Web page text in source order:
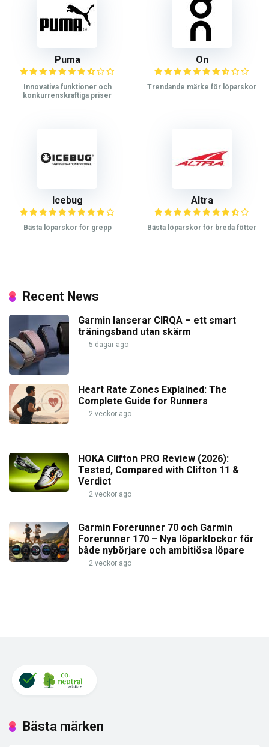
Puma
Innovativa funktioner och
konkurrenskraftiga priser
On
Trendande märke för löparskor
Icebug
Bästa löparskor för grepp
Altra
Bästa löparskor för breda fötter
Recent News
Garmin lanserar CIRQA – ett smart
träningsband utan skärm
5 dagar ago
Heart Rate Zones Explained: The
Complete Guide for Runners
2 veckor ago
HOKA Clifton PRO Review (2026):
Tested, Compared with Clifton 11 &
Verdict
2 veckor ago
Garmin Forerunner 70 och Garmin
Forerunner 170 – Nya löparklockor för
både nybörjare och ambitiösa löpare
2 veckor ago
Bästa märken